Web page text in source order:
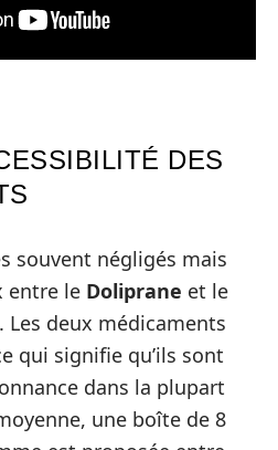
DES
souvent négligés mais
entre le Doliprane et le
Les deux médicaments
qui signifie qu’ils sont
dans la plupart
une boîte de 8